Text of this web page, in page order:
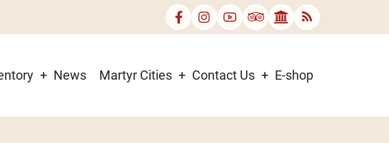
News Martyr Cities Contact Us E-shop